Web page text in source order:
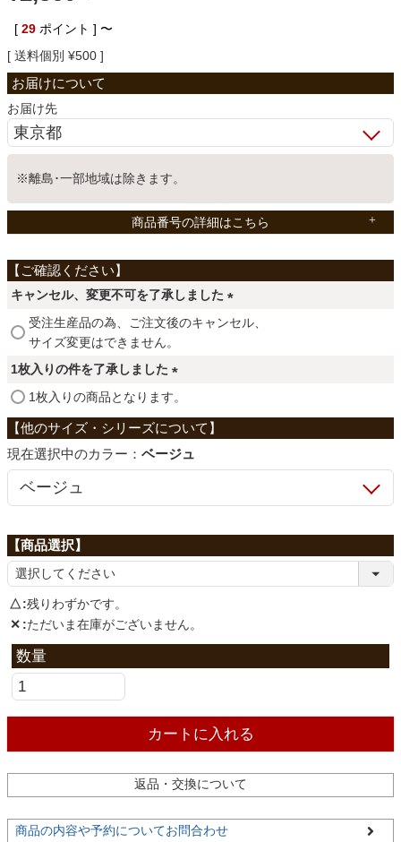
収納家具
学習机
ホームオフィス
こたつ
寝具
ファブリック
カーテン
マット
収納用品
キッチン用品
家電・照明器具
[ 29 ポイント ] 〜
送料個別 ¥500
お届け先
※離島･一部地域は除きます。
商品番号の詳細はこちら
キャンセル、変更不可を了承しました
(
受注生産品の為、ご注文後のキャンセル、
サイズ変更はできません。
1枚入りの件を了承しました
(
必
須
)
1枚入りの商品となります。
カラー： ベージュ
△ 残りわずかです。
✕ ただいま在庫がございません。
カートに入れる
返品・交換について
商品の内容や予約についてお問合わせ